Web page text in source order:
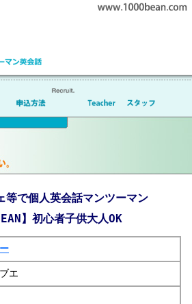
等で個人英会話マンツーマン
】初心者子供大人OK
エ